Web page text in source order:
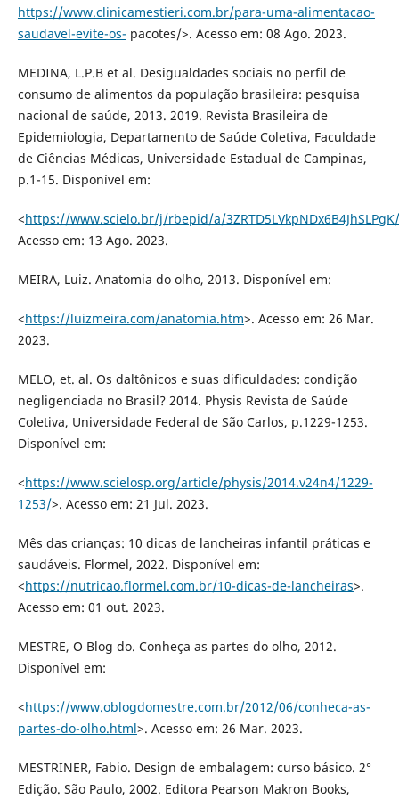
https://www.clinicamestieri.com.br/para-uma-alimentacao-
saudavel-evite-os- pacotes/>. Acesso em: 08 Ago. 2023.
MEDINA, L.P.B et al. Desigualdades sociais no perfil de
consumo de alimentos da população brasileira: pesquisa
nacional de saúde, 2013. 2019. Revista Brasileira de
Epidemiologia, Departamento de Saúde Coletiva, Faculdade
de Ciências Médicas, Universidade Estadual de Campinas,
p.1-15. Disponível em:
<https://www.scielo.br/j/rbepid/a/3ZRTD5LVkpNDx6B4JhSLPgK/
Acesso em: 13 Ago. 2023.
MEIRA, Luiz. Anatomia do olho, 2013. Disponível em:
<https://luizmeira.com/anatomia.htm>. Acesso em: 26 Mar.
2023.
MELO, et. al. Os daltônicos e suas dificuldades: condição
negligenciada no Brasil? 2014. Physis Revista de Saúde
Coletiva, Universidade Federal de São Carlos, p.1229-1253.
Disponível em:
<https://www.scielosp.org/article/physis/2014.v24n4/1229-
1253/>. Acesso em: 21 Jul. 2023.
Mês das crianças: 10 dicas de lancheiras infantil práticas e
saudáveis. Flormel, 2022. Disponível em:
<https://nutricao.flormel.com.br/10-dicas-de-lancheiras>.
Acesso em: 01 out. 2023.
MESTRE, O Blog do. Conheça as partes do olho, 2012.
Disponível em:
<https://www.oblogdomestre.com.br/2012/06/conheca-as-
partes-do-olho.html>. Acesso em: 26 Mar. 2023.
MESTRINER, Fabio. Design de embalagem: curso básico. 2°
Edição. São Paulo, 2002. Editora Pearson Makron Books,